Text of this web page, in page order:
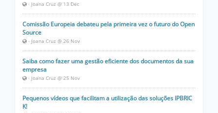
· Joana Cruz @ 13 Dec
Comissão Europeia debateu pela primeira vez o futuro do Open
Source
· Joana Cruz @ 26 Nov
Saiba como fazer uma gestão eficiente dos documentos da sua
empresa
· Joana Cruz @ 25 Nov
Pequenos vídeos que facilitam a utilização das soluções IPBRIC
K!